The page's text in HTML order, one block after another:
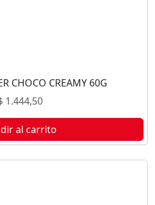
CHOCO CREAMY 60G
1.444,50
al carrito